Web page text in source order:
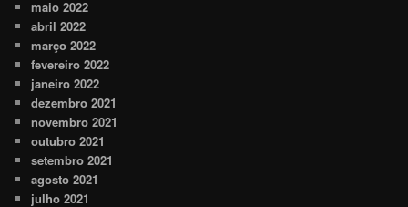
maio 2022
abril 2022
março 2022
fevereiro 2022
janeiro 2022
dezembro 2021
novembro 2021
outubro 2021
setembro 2021
agosto 2021
julho 2021